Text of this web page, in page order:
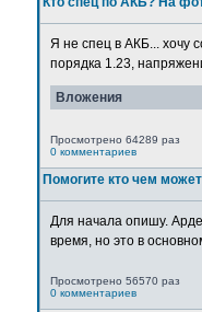
Я не спец в АКБ... хочу
порядка 1.23,
Вложения
Просмотрено 64289 раз
0 комментариев
Помогите кто чем может
Для начала опишу.
время, но это в
Просмотрено 56570 раз
0 комментариев